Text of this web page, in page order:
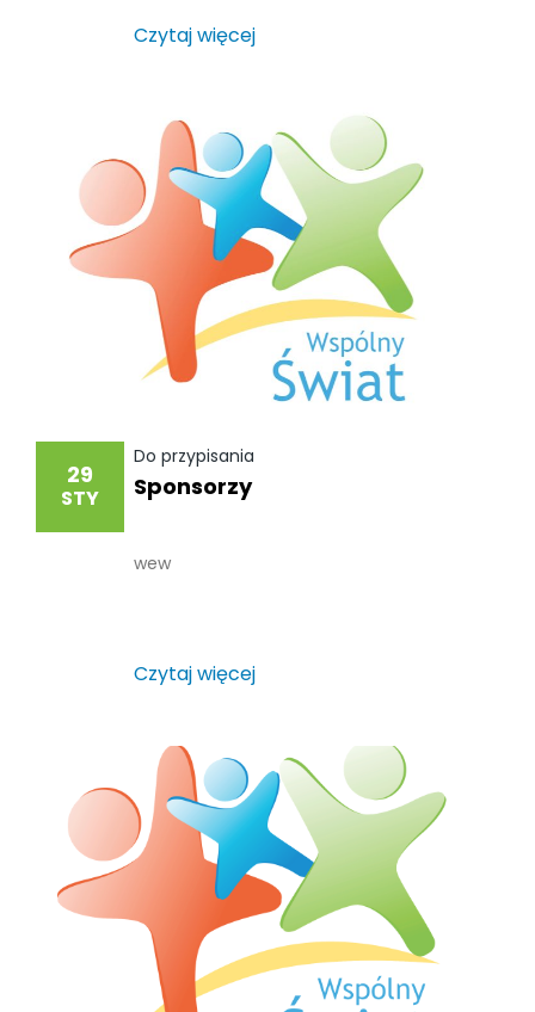
Czytaj więcej
29
STY
Do przypisania
Sponsorzy
wew
Czytaj więcej